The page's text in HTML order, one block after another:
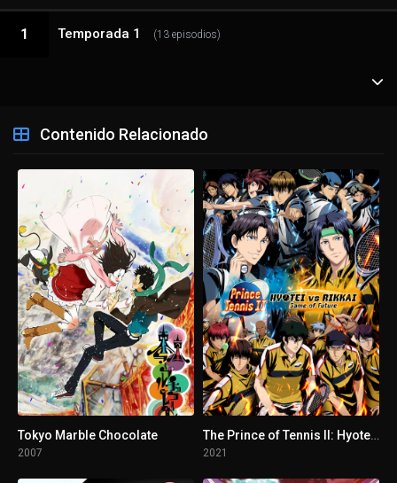
1 Temporada 1 (13 episodios)
1 - 1 set up/stand up
renewal/soul
1 - 3 wisdom/kingdom
1 - 4 marriage/bonds
1 - 5 ronde/hound
1 - 6 fear/SIX
1 - 7 anima/force
1 - 8
Contenido Relacionado
Tokyo Marble Chocolate
2007
The Prince of Tennis II: Hyotei vs Rikkai - Game of Future
2021